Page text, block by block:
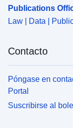
Publications
Law | Data |
Contacto
Póngase en
Portal
Suscribirse al